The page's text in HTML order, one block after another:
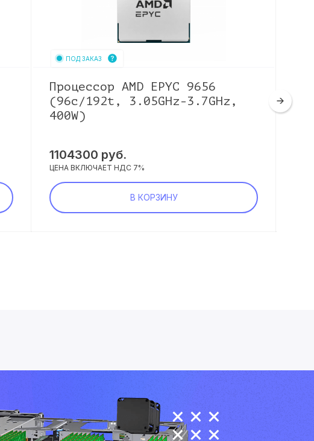
ПОД ЗАКАЗ
Процессор AMD EPYC 9656
(96c/192t, 3.05GHz-3.7GHz,
400W)
1104300 руб.
ЦЕНА ВКЛЮЧАЕТ НДС 7%
В КОРЗИНУ